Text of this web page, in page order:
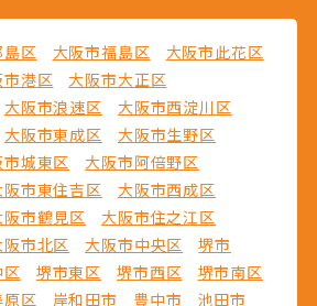
区 大阪市福島区
大阪市此花区
港区
大阪市大正区
大阪市浪速区
大阪市西淀川区
大阪市東成区
大阪市生野区
城東区
大阪市阿倍野区
阪市東住吉区
大阪市西成区
阪市鶴見区
大阪市住之江区
阪市北区 大阪市中央区
堺市
堺市東区 堺市西区
堺市南区
区 岸和田市 豊中市 池田市